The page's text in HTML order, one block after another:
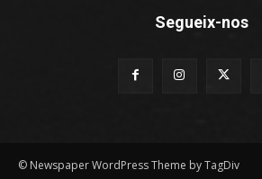
Segueix-nos
© Newspaper WordPress Theme by TagDiv